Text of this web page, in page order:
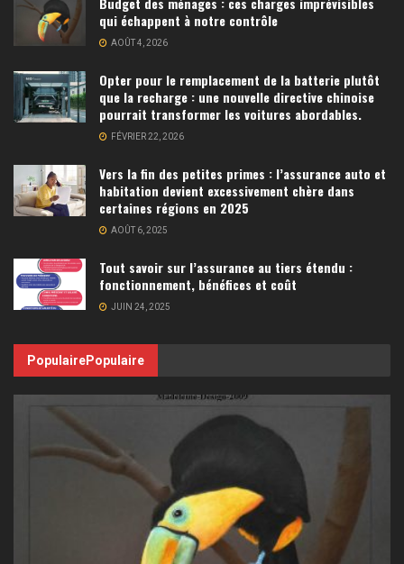
qui échappent à notre contrôle
AOÛT 4, 2026
Opter pour le remplacement de la batterie plutôt
que la recharge : une nouvelle directive chinoise
pourrait transformer les voitures abordables.
FÉVRIER 22, 2026
Vers la fin des petites primes : l’assurance auto et
habitation devient excessivement chère dans
certaines régions en 2025
AOÛT 6, 2025
Tout savoir sur l’assurance au tiers étendu :
fonctionnement, bénéfices et coût
JUIN 24, 2025
PopulairePopulaire